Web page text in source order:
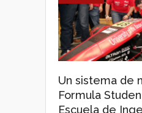
Un sistema de
Formula
Escuela de